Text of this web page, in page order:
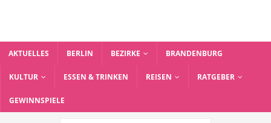
AKTUELLES BERLIN BEZIRKE BRANDENBURG
KULTUR ESSEN & TRINKEN REISEN RATGEBER
GEWINNSPIELE